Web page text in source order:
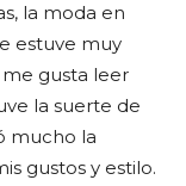
la moda en
estuve muy
me gusta leer
la suerte de
mucho la
gustos y estilo.